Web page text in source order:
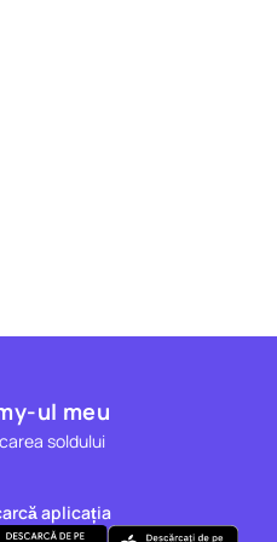
ul meu
soldului
aplicația